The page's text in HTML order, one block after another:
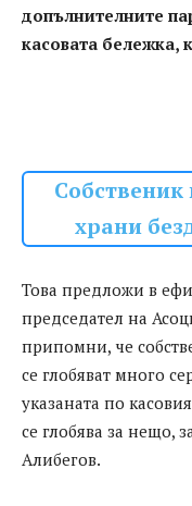
допълнителните
касовата бележка,
храни
Това предложи в
председател на
припомни, че
се глобяват много
указаната по
се глобява за нещо,
Алибегов.